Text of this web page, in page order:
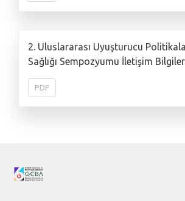
2. Uluslararası Uyuşturucu
Sağlığı Sempozyumu İletişim
PDF